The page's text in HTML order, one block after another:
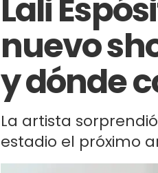
Lali
nuevo
y dónde
La artista
estadio el próximo